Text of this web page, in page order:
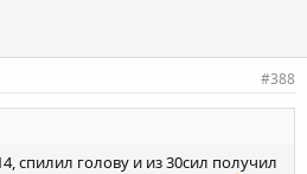
#388
спилил голову и из 30сил получил